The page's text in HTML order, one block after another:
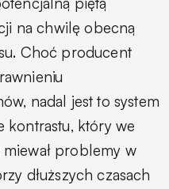
na chwilę obecną
Choć producent
nadal jest to system
kontrastu, który we
problemy w
dłuższych czasach